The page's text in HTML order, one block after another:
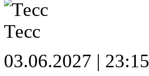
Тесс
03.06.2027 | 23:15